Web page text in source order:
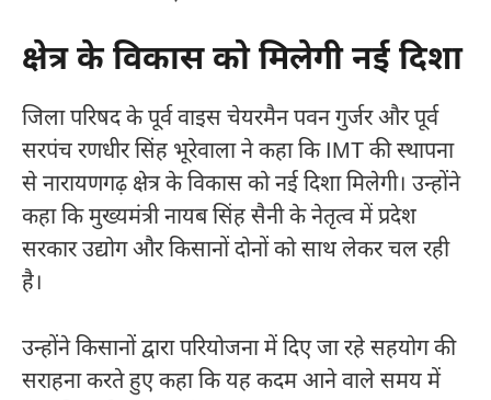
क्षेत्र के विकास को मिलेगी नई दिशा
जिला परिषद के पूर्व वाइस चेयरमैन पवन गुर्जर और पूर्व
सरपंच रणधीर सिंह भूरेवाला ने कहा कि IMT की स्थापना
से नारायणगढ़ क्षेत्र के विकास को नई दिशा मिलेगी। उन्होंने
कहा कि मुख्यमंत्री नायब सिंह सैनी के नेतृत्व में प्रदेश
सरकार उद्योग और किसानों दोनों को साथ लेकर चल रही
है।
उन्होंने किसानों द्वारा परियोजना में दिए जा रहे सहयोग की
सराहना करते हुए कहा कि यह कदम आने वाले समय में